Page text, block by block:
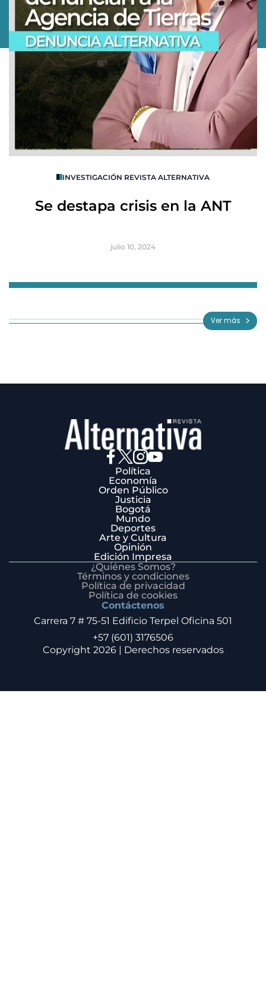
INVESTIGACIÓN REVISTA ALTERNATIVA
Se destapa crisis en la ANT
julio 10, 2024
3
Ver más
Política
Economía
Orden Público
Justicia
Bogotá
Mundo
Deportes
Arte y Cultura
Opinión
Edición Impresa
¿Quiénes Somos?
Términos y condiciones
Política de privacidad
Política de cookies
Contáctenos
Carrera 7 # 75-51 Edificio Terpel Oficina 501
+57 (601) 3176506
Copyright 2026 | Derechos reservados